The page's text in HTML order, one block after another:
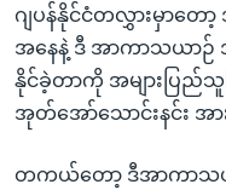
ဂျပန်နိုင်ငံတလွှားမှာတေ
အနေနဲ့ ဒီ အာကာသယာဉ်
နိုင်ခဲ့တာကို အများပြည်
အုတ်အော်သောင်းနင်း အာ
တကယ်တော့ ဒီအာကာသယ